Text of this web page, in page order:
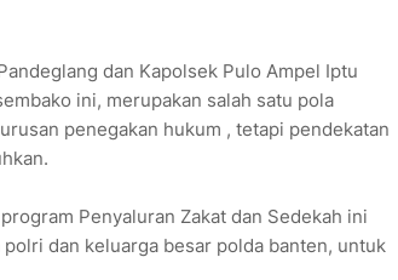
dan Kapolsek Pulo Ampel Iptu
ini, merupakan salah satu pola
penegakan hukum , tetapi pendekatan
Penyaluran Zakat dan Sedekah ini
dan keluarga besar polda banten, untuk